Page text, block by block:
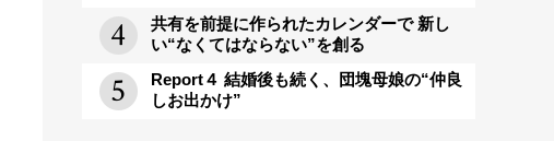
共有を前提に作られたカレンダーで 新し
い“なくてはならない”を創る
Report４ 結婚後も続く、団塊母娘の“仲良
しお出かけ”